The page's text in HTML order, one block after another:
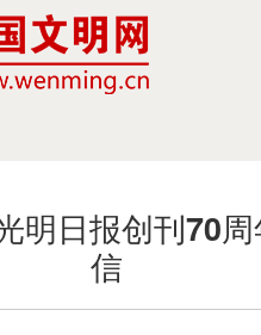
明日报创刊70
信